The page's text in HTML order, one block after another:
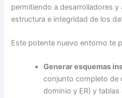
permitiendo a desarrolladores y
estructura e integridad de los
Este potente nuevo entorno te
Generar esquemas
conjunto completo de
dominio y ER) y